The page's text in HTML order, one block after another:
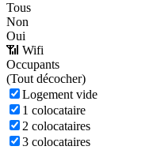
Tous
Non
Oui
📶 Wifi
Occupants
(Tout décocher)
Logement vide
1 colocataire
2 colocataires
3 colocataires